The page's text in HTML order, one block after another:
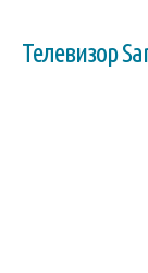
Телевизор